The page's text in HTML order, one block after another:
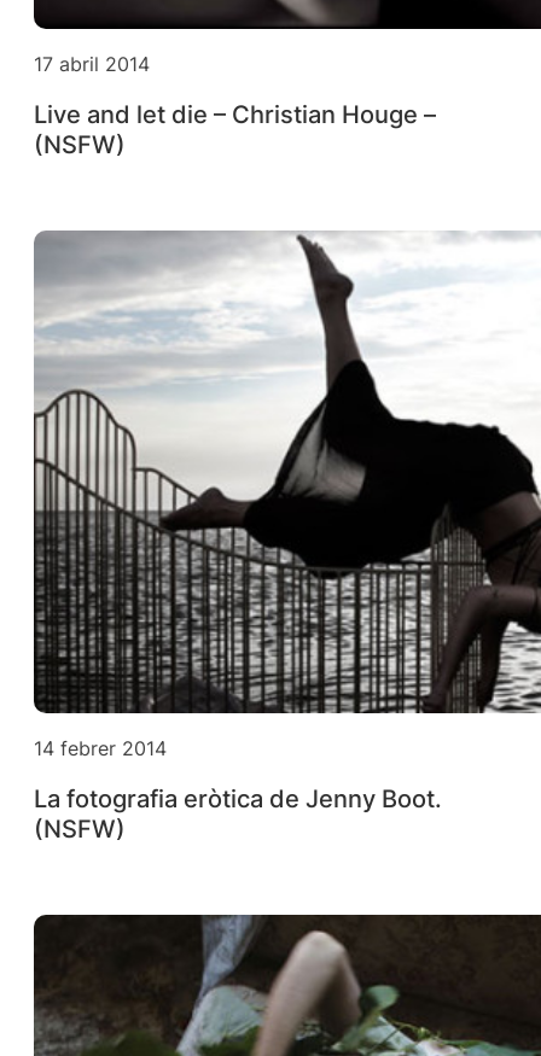
17 abril 2014
Live and let die – Christian Houge –
(NSFW)
14 febrer 2014
La fotografia eròtica de Jenny Boot.
(NSFW)